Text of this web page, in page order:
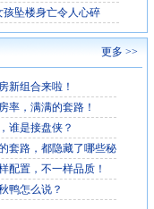
坠楼身亡令人心碎
更多 >>
新组合来啦！
率，满满的套路！
谁是接盘侠？
套路，都隐藏了哪些秘
配置，不一样品质！
鸭怎么说？